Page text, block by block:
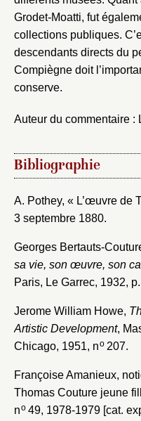
Grodet-Moatti, fut
collections publiques.
descendants directs du
Compiègne doit
conserve.
Auteur du commentaire :
Bibliographie
A. Pothey, « L’œuvre de
3 septembre 1880.
Georges Bertauts-
sa vie, son œuvre, son
Paris, Le Garrec, 1932,
Jerome William Howe,
Artistic Development,
Chicago, 1951, no207.
Françoise Amanieux,
Thomas Couture jeune
no49, 1978-1979 [cat.
Choix du
notice
Nom du
Connexion
Courriel